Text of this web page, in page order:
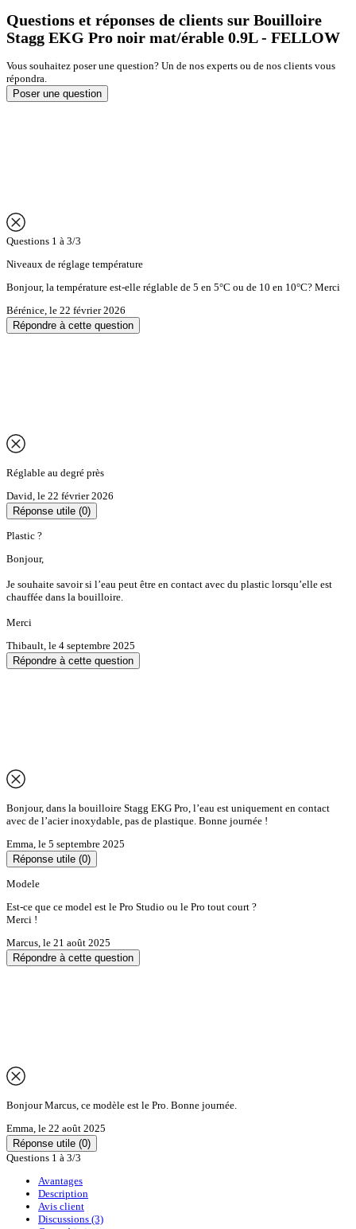
Questions et réponses de clients sur Bouilloire
Stagg EKG Pro noir mat/érable 0.9L - FELLOW
Vous souhaitez poser une question? Un de nos experts ou de nos clients vous
répondra.
Poser une question
Questions 1 à 3/3
Niveaux de réglage température
Bonjour, la température est-elle réglable de 5 en 5°C ou de 10 en 10°C? Merci
Bérénice, le 22 février 2026
Répondre à cette question
Réglable au degré près
David, le 22 février 2026
Réponse utile (0)
Plastic ?
Bonjour,
Je souhaite savoir si l’eau peut être en contact avec du plastic lorsqu’elle est
chauffée dans la bouilloire.
Merci
Thibault, le 4 septembre 2025
Répondre à cette question
Bonjour, dans la bouilloire Stagg EKG Pro, l’eau est uniquement en contact
avec de l’acier inoxydable, pas de plastique. Bonne journée !
Emma, le 5 septembre 2025
Réponse utile (0)
Modele
Est-ce que ce model est le Pro Studio ou le Pro tout court ?
Merci !
Marcus, le 21 août 2025
Répondre à cette question
Bonjour Marcus, ce modèle est le Pro. Bonne journée.
Emma, le 22 août 2025
Réponse utile (0)
Questions 1 à 3/3
Avantages
Description
Avis client
Discussions (3)